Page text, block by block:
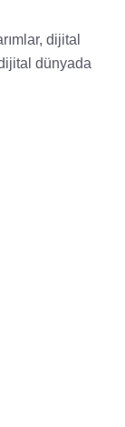
dijital
dünyada